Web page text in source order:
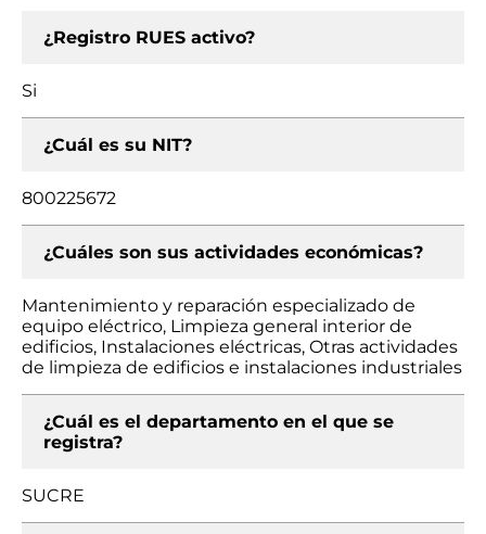
¿Registro RUES activo?
Si
¿Cuál es su NIT?
800225672
¿Cuáles son sus actividades económicas?
Mantenimiento y reparación especializado de
equipo eléctrico, Limpieza general interior de
edificios, Instalaciones eléctricas, Otras actividades
de limpieza de edificios e instalaciones industriales
¿Cuál es el departamento en el que se
registra?
SUCRE